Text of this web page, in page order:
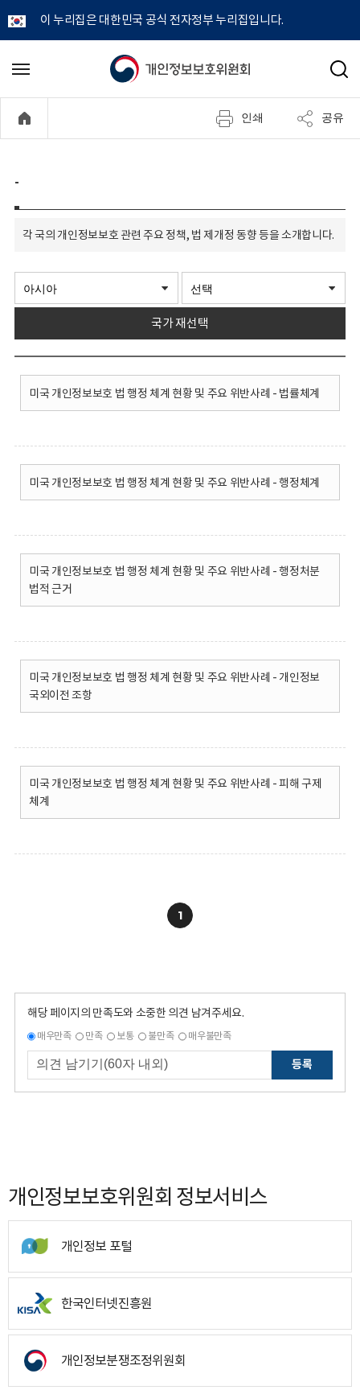
이 누리집은 대한민국 공식 전자정부 누리집입니다.
개
정
보
회
메
기
검
인쇄 공유
-
각 국의 개인정보보호 관련 주요 정책, 법 제개정 동향 등을 소개합니다.
국가 재선택
미국 개인정보보호 법 행정 체계 현황 및 주요 위반사례 - 법률체계
미국 개인정보보호 법 행정 체계 현황 및 주요 위반사례 - 행정체계
미국 개인정보보호 법 행정 체계 현황 및 주요 위반사례 - 행정처분
법적 근거
미국 개인정보보호 법 행정 체계 현황 및 주요 위반사례 - 개인정보
국외이전 조항
미국 개인정보보호 법 행정 체계 현황 및 주요 위반사례 - 피해 구제
체계
1
해당 페이지의 만족도와 소중한 의견 남겨주세요.
매우만족 만족 보통 불만족 매우불만족
등록
개인정보보호위원회 정보서비스
개인정보 포털
한국인터넷진흥원
개인정보분쟁조정위원회